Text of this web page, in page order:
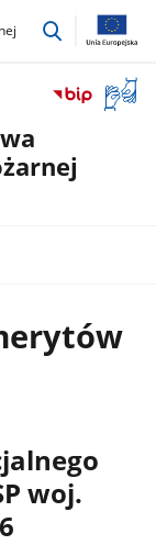
przejdź
okno
woj.